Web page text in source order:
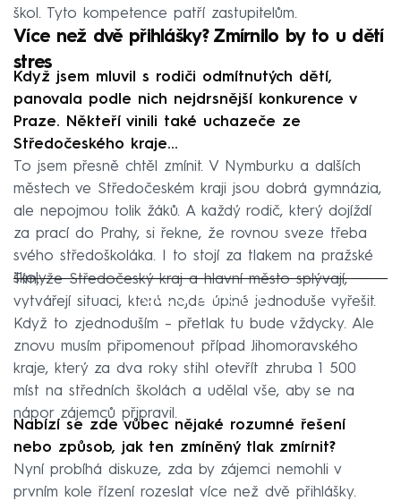
škol. Tyto kompetence patří zastupitelům.
Více než dvě přihlášky? Zmírnilo by to u dětí
stres
Když jsem mluvil s rodiči odmítnutých dětí,
panovala podle nich nejdrsnější konkurence v
Praze. Někteří vinili také uchazeče ze
Středočeského kraje…
To jsem přesně chtěl zmínit. V Nymburku a dalších
městech ve Středočeském kraji jsou dobrá gymnázia,
ale nepojmou tolik žáků. A každý rodič, který dojíždí
za prací do Prahy, si řekne, že rovnou sveze třeba
svého středoškoláka. I to stojí za tlakem na pražské
školy.
Failed to fetch
Tím, že Středočeský kraj a hlavní město splývají,
vytvářejí situaci, která nejde úplně jednoduše vyřešit.
Když to zjednoduším – přetlak tu bude vždycky. Ale
znovu musím připomenout případ Jihomoravského
kraje, který za dva roky stihl otevřít zhruba 1 500
míst na středních školách a udělal vše, aby se na
nápor zájemců připravil.
Nabízí se zde vůbec nějaké rozumné řešení
nebo způsob, jak ten zmíněný tlak zmírnit?
Nyní probíhá diskuze, zda by zájemci nemohli v
prvním kole řízení rozeslat více než dvě přihlášky.